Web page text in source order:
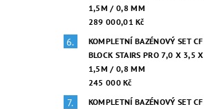
1,5M / 0,8 MM
289 000,01 Kč
KOMPLETNÍ BAZÉNOVÝ SET CF
BLOCK STAIRS PRO 7,0 X 3,5 X
1,5M / 0,8 MM
245 000 Kč
KOMPLETNÍ BAZÉNOVÝ SET CF